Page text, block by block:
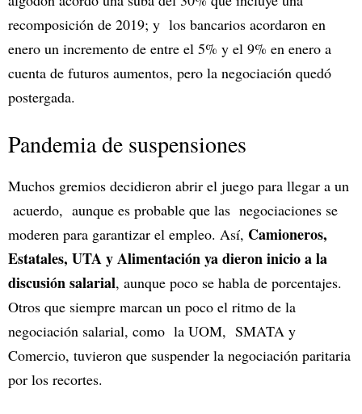
recomposición de 2019; y los bancarios acordaron en
enero un incremento de entre el 5% y el 9% en enero a
cuenta de futuros aumentos, pero la negociación quedó
postergada.
Pandemia de suspensiones
Muchos gremios decidieron abrir el juego para llegar a un
acuerdo, aunque es probable que las negociaciones se
moderen para garantizar el empleo. Así, Camioneros,
Estatales, UTA y Alimentación ya dieron inicio a la
discusión salarial, aunque poco se habla de porcentajes.
Otros que siempre marcan un poco el ritmo de la
negociación salarial, como la UOM, SMATA y
Comercio, tuvieron que suspender la negociación paritaria
por los recortes.